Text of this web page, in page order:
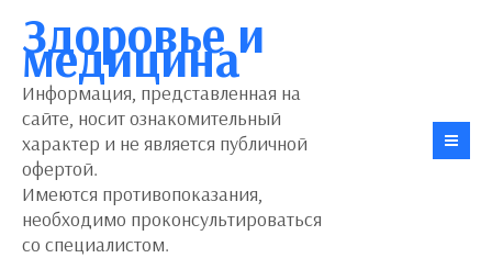
Здоровье и
медицина
Информация, представленная на
сайте, носит ознакомительный
характер и не является публичной
офертой.
Имеются противопоказания,
необходимо проконсультироваться
со специалистом.